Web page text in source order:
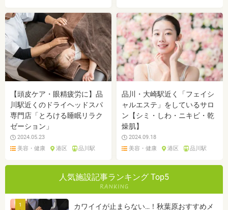
【頭皮ケア・眼精疲労に】品
川駅近くのドライヘッドスパ
専門店「とろける睡眠リラク
ゼーション」
2024.05.23
美容・健康
港区 品川駅
品川・大崎駅近く「フェイシ
ャルエステ」をしているサロ
ン【シミ・しわ・ニキビ・乾
燥肌】
2024.09.18
美容・健康
港区 品川駅
人気施設記事ランキング Top5
1
カワイイが止まらない…！秋葉原おすすめメ